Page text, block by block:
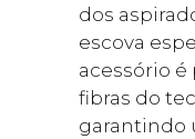
dos
escova
acessório
fibras do
garantindo